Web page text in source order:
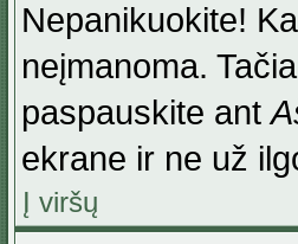
Nepanikuokite!
neįmanoma.
paspauskite ant
ekrane ir ne už
Į viršų